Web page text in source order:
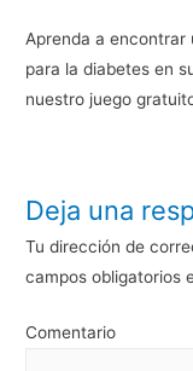
Aprenda a encontrar
para la diabetes en
nuestro juego
Deja una
Tu dirección de
campos obligatorios
Comentario